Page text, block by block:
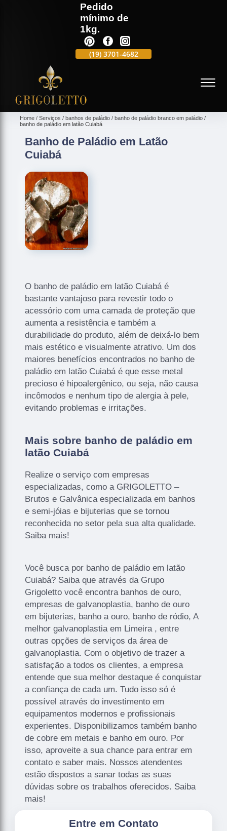
Pedido
mínimo de
1kg.
(19) 3701-4682 (19)
Home Serviços banhos de paládio
banho de paládio branco em paládio
banho de paládio em latão Cuiabá
Banho de Paládio em Latão
Cuiabá
O banho de paládio em latão Cuiabá é
bastante vantajoso para revestir todo o
acessório com uma camada de proteção que
aumenta a resistência e também a
durabilidade do produto, além de deixá-lo bem
mais estético e visualmente atrativo. Um dos
maiores benefícios encontrados no banho de
paládio em latão Cuiabá é que esse metal
precioso é hipoalergênico, ou seja, não causa
incômodos e nenhum tipo de alergia à pele,
evitando problemas e irritações.
Mais sobre banho de paládio em
latão Cuiabá
Realize o serviço com empresas
especializadas, como a GRIGOLETTO –
Brutos e Galvânica especializada em banhos
e semi-jóias e bijuterias que se tornou
reconhecida no setor pela sua alta qualidade.
Saiba mais!
Você busca por banho de paládio em latão
Cuiabá? Saiba que através da Grupo
Grigoletto você encontra banhos de ouro,
empresas de galvanoplastia, banho de ouro
em bijuterias, banho a ouro, banho de ródio, A
melhor galvanoplastia em Limeira , entre
outras opções de serviços da área de
galvanoplastia. Com o objetivo de trazer a
satisfação a todos os clientes, a empresa
entende que sua melhor destaque é conquistar
a confiança de cada um. Tudo isso só é
possível através do investimento em
equipamentos modernos e profissionais
experientes. Disponibilizamos também banho
de cobre em metais e banho em ouro. Por
isso, aproveite a sua chance para entrar em
contato e saber mais. Nossos atendentes
estão dispostos a sanar todas as suas
dúvidas sobre os trabalhos oferecidos. Saiba
mais!
Entre em Contato